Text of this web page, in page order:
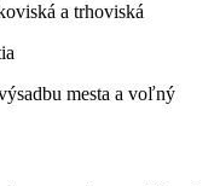
a trhoviská
mesta a voľný